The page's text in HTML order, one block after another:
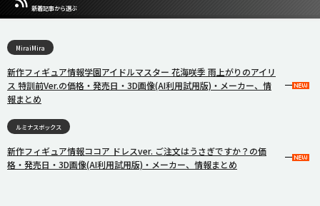
新着記事から選ぶ
MiraiMira
新作フィギュア情報学園アイドルマスター 花海咲季 雨上がりのアイリ
ス 特訓前Ver.の価格・発売日・3D画像(AI利用試用版)・メーカー、情
報まとめ
ルミナスボックス
新作フィギュア情報ココア ドレスver. ご注文はうさぎですか？の価
格・発売日・3D画像(AI利用試用版)・メーカー、情報まとめ